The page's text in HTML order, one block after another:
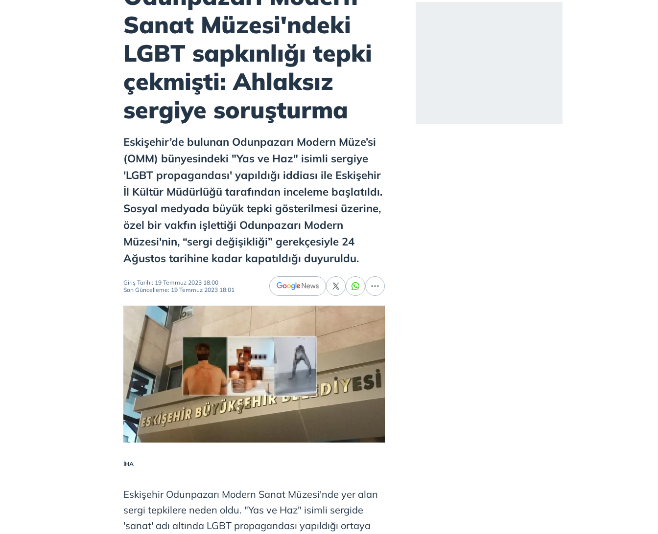
Sanat Müzesi'ndeki
LGBT sapkınlığı tepki
çekmişti: Ahlaksız
sergiye soruşturma
Eskişehir’de bulunan Odunpazarı Modern Müze’si
(OMM) bünyesindeki "Yas ve Haz" isimli sergiye
'LGBT propagandası' yapıldığı iddiası ile Eskişehir
İl Kültür Müdürlüğü tarafından inceleme başlatıldı.
Sosyal medyada büyük tepki gösterilmesi üzerine,
özel bir vakfın işlettiği Odunpazarı Modern
Müzesi'nin, “sergi değişikliği” gerekçesiyle 24
Ağustos tarihine kadar kapatıldığı duyuruldu.
Giriş Tarihi: 19 Temmuz 2023 18:00
Son Güncelleme: 19 Temmuz 2023 18:01
İHA
Eskişehir Odunpazarı Modern Sanat Müzesi'nde yer alan
sergi tepkilere neden oldu. "Yas ve Haz" isimli sergide
'sanat' adı altında LGBT propagandası yapıldığı ortaya